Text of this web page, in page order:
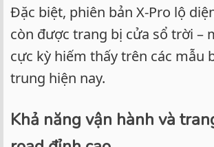
Đặc biệt, phiên bản X-Pro lộ
còn được trang bị cửa sổ trời –
cực kỳ hiếm thấy trên các mẫu
trung hiện nay.
Khả năng vận hành và